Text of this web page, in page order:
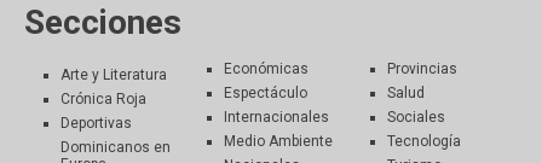
Secciones
Arte y Literatura
Crónica Roja
Deportivas
Dominicanos en
Económicas
Espectáculo
Internacionales
Medio Ambiente
Provincias
Salud
Sociales
Tecnología